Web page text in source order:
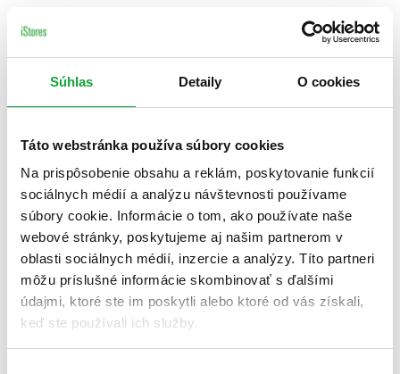
Súhlas Detaily O cookies
Táto webstránka používa súbory cookies
Na prispôsobenie obsahu a reklám, poskytovanie funkcií
sociálnych médií a analýzu návštevnosti používame
súbory cookie. Informácie o tom, ako používate naše
webové stránky, poskytujeme aj našim partnerom v
oblasti sociálnych médií, inzercie a analýzy. Títo partneri
môžu príslušné informácie skombinovať s ďalšími
údajmi, ktoré ste im poskytli alebo ktoré od vás získali,
keď ste používali ich služby.